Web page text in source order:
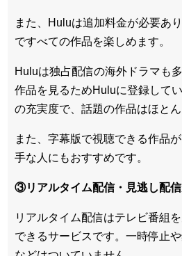
また、Huluは追加料金が必要あり
ですべての作品を楽しめます。
Huluは独占配信の海外ドラマも
作品を見るためHuluに登録して
の充実度で、話題の作品はほとん
また、 字幕版で視聴できる作品
手な人にもおすすめです。
③リアルタイム配信・見逃し配
リアルタイム配信はテレビ番組
できるサービスです。一時停止